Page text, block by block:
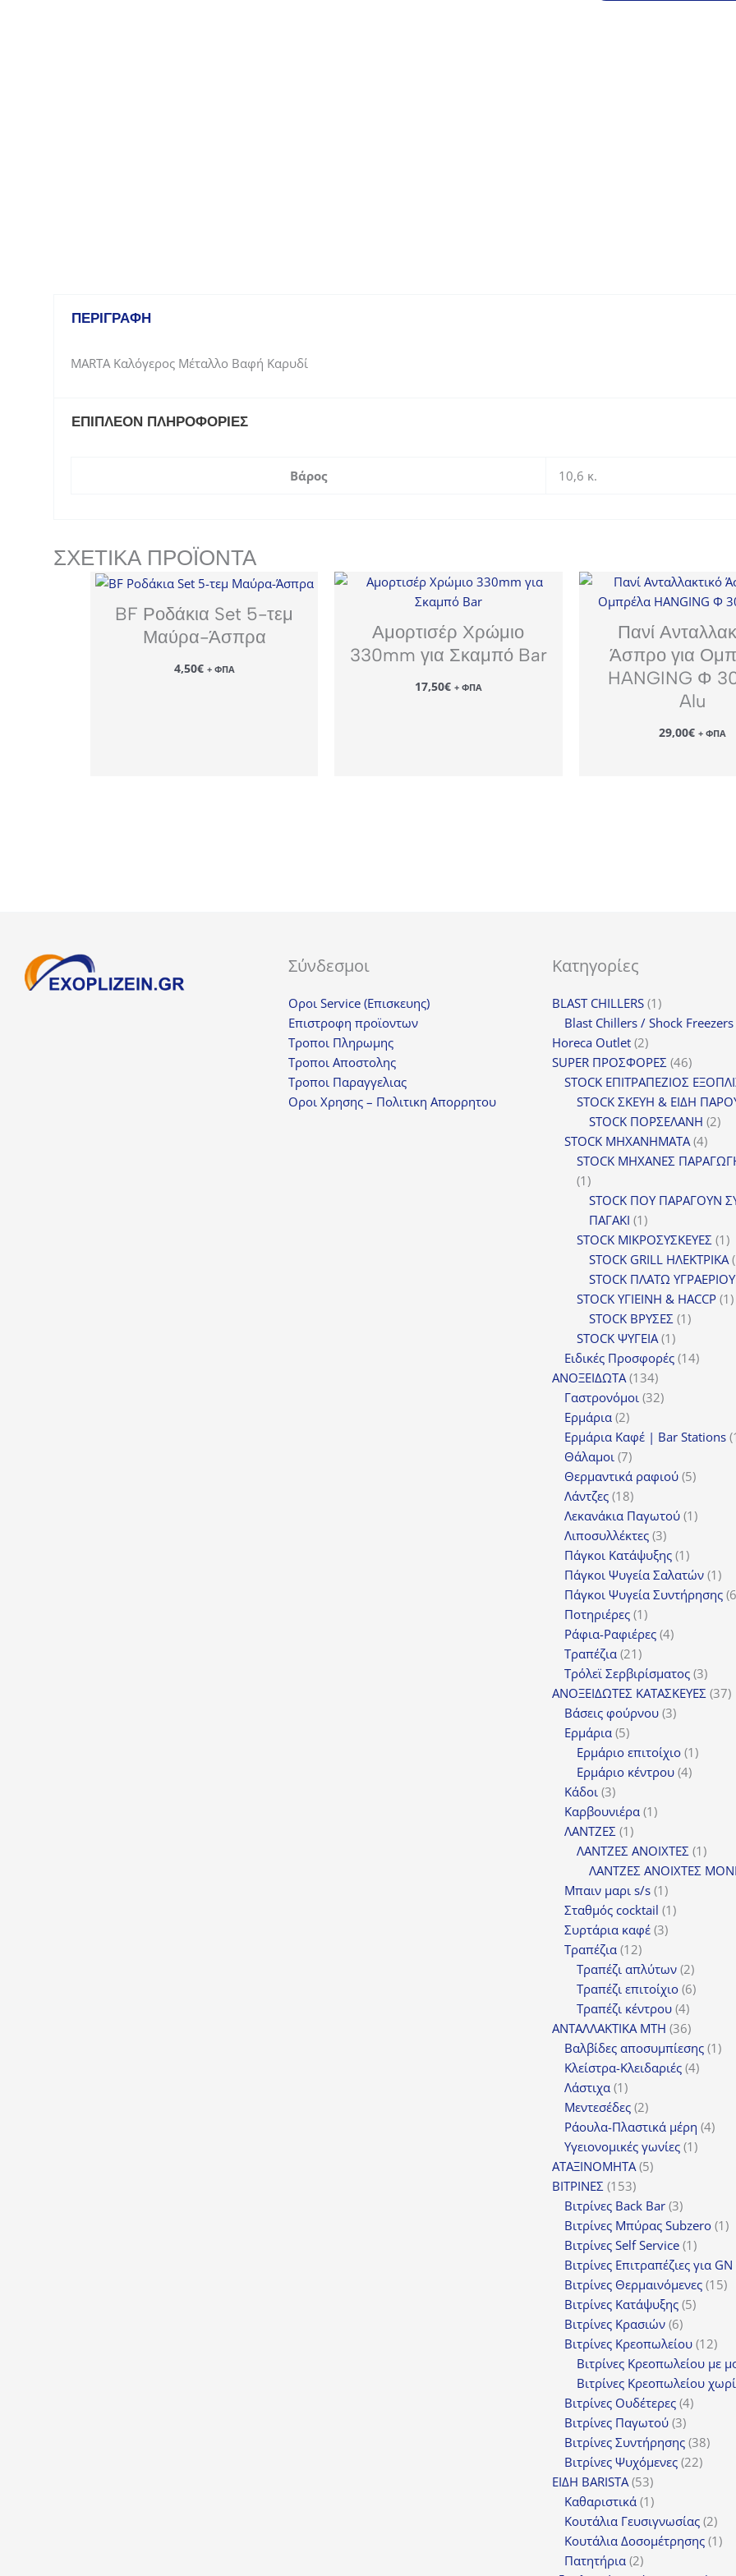
ΠΕΡΙΓΡΑΦΉ
MARTA Καλόγερος Μέταλλο Βαφή Καρυδί
ΕΠΙΠΛΈΟΝ ΠΛΗΡΟΦΟΡΊΕΣ
Βάρος 10,6 κ.
ΣΧΕΤΙΚΆ ΠΡΟΪΌΝΤΑ
BF Ροδάκια Set 5-τεμ
Μαύρα-Άσπρα
4,50€ + ΦΠΑ
Αμορτισέρ Χρώμιο
330mm για Σκαμπό Bar
17,50€ + ΦΠΑ
Πανί
Άσπρο για
HANGING Φ
Alu
29,00€ + ΦΠΑ
Σύνδεσμοι
Οροι Service (Επισκευης)
Επιστροφη προϊοντων
Τροποι Πληρωμης
Τροποι Αποστολης
Τροποι Παραγγελιας
Οροι Χρησης – Πολιτικη Απορρητου
Κατηγορίες
BLAST CHILLERS 11
προϊόν
Blast Chillers / Shock Freezers
Horeca Outlet 22
προϊόντα
SUPER ΠΡΟΣΦΟΡΕΣ 4646
STOCK ΕΠΙΤΡΑΠΕΖΙΟΣ
STOCK ΣΚΕΥΗ & ΕΙΔΗ
STOCK ΠΟΡΣΕΛΑΝΗ 22
STOCK ΜΗΧΑΝΗΜΑΤΑ 44
STOCK ΜΗΧΑΝΕΣ
11
προϊόν
STOCK ΠΟΥ ΠΑΡΑΓΟΥΝ
ΠΑΓΑΚΙ 11
προϊόν
STOCK ΜΙΚΡΟΣΥΣΚΕΥΕΣ 11
STOCK GRILL ΗΛΕΚΤΡΙΚΑ
STOCK ΠΛΑΤΩ ΥΓΡΑΕΡΙΟΥ
STOCK ΥΓΙΕΙΝΗ & HACCP 11
STOCK ΒΡΥΣΕΣ 11
STOCK ΨΥΓΕΙΑ 11
προϊόν
Ειδικές Προσφορές 1414
ΑΝΟΞΕΙΔΩΤΑ 134134
προϊόντα
Γαστρονόμοι 3232
Ερμάρια 22
προϊόντα
Ερμάρια Καφέ | Bar Stations
Θάλαμοι 77
προϊόντα
Θερμαντικά ραφιού 55
Λάντζες 1818
προϊόντα
Λεκανάκια Παγωτού 11
Λιποσυλλέκτες 33
προϊόντα
Πάγκοι Κατάψυξης 11
προϊόν
Πάγκοι Ψυγεία Σαλατών 11
Πάγκοι Ψυγεία Συντήρησης 6
Ποτηριέρες 11
προϊόν
Ράφια-Ραφιέρες 44
Τραπέζια 2121
προϊόντα
Τρόλεϊ Σερβιρίσματος 33
ΑΝΟΞΕΙΔΩΤΕΣ ΚΑΤΑΣΚΕΥΕΣ 3737
Βάσεις φούρνου 33
Ερμάρια 55
προϊόντα
Ερμάριο επιτοίχιο 11
Ερμάριο κέντρου 44
Κάδοι 33
προϊόντα
Καρβουνιέρα 11
ΛΑΝΤΖΕΣ 11
προϊόν
ΛΑΝΤΖΕΣ ΑΝΟΙΧΤΕΣ 11
ΛΑΝΤΖΕΣ ΑΝΟΙΧΤΕΣ
Μπαιν μαρι s/s 11
προϊόν
Σταθμός cocktail 11
Συρτάρια καφέ 33
Τραπέζια 1212
προϊόντα
Τραπέζι απλύτων 22
προϊόντα
Τραπέζι επιτοίχιο 66
Τραπέζι κέντρου 44
προϊόντα
ΑΝΤΑΛΛΑΚΤΙΚΑ MTH 3636
προϊόντα
Βαλβίδες αποσυμπίεσης 11
Κλείστρα-Κλειδαριές 44
Λάστιχα 11
προϊόν
Μεντεσέδες 22
προϊόντα
Ράουλα-Πλαστικά μέρη 44
Υγειονομικές γωνίες 11
ΑΤΑΞΙΝΟΜΗΤΑ 55
ΒΙΤΡΙΝΕΣ 153153
προϊόντα
Βιτρίνες Back Bar 33
προϊόντα
Βιτρίνες Mπύρας Subzero 11
Βιτρίνες Self Service 11
προϊόν
Βιτρίνες Επιτραπέζιες για GN
Βιτρίνες Θερμαινόμενες 1515
Βιτρίνες Κατάψυξης 55
Βιτρίνες Κρασιών 66
προϊόντα
Βιτρίνες Κρεοπωλείου 1212
Βιτρίνες Κρεοπωλείου με
Βιτρίνες Κρεοπωλείου
Βιτρίνες Ουδέτερες 44
Βιτρίνες Παγωτού 33
προϊόντα
Βιτρίνες Συντήρησης 3838
Βιτρίνες Ψυχόμενες 2222
ΕΙΔΗ BARISTA 5353
προϊόντα
Καθαριστικά 11
προϊόν
Κουτάλια Γευσιγνωσίας 22
Κουτάλια Δοσομέτρησης 11
Πατητήρια 22